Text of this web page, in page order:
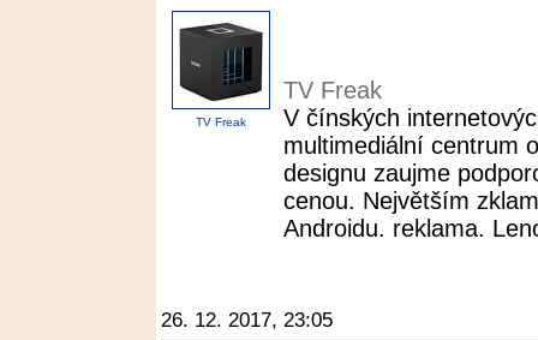
TV Freak
TV Freak
V čínských
multimediální centrum
designu zaujme
cenou. Největším
Androidu. reklama.
26. 12. 2017, 23:05